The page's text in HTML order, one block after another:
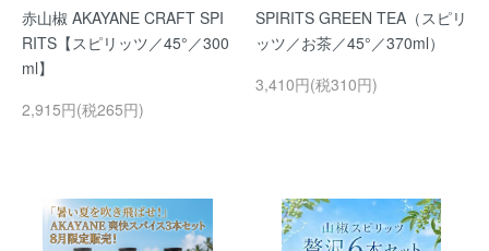
赤山椒 AKAYANE CRAFT SPI
RITS【スピリッツ／45°／300
ml】
2,915円(税265円)
SPIRITS GREEN TEA（スピリ
ッツ／お茶／45°／370ml）
3,410円(税310円)